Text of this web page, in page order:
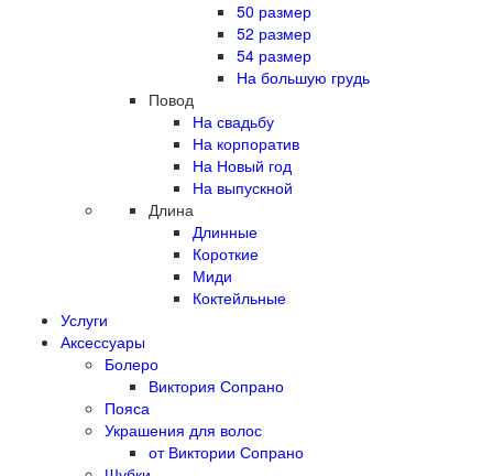
50 размер
52 размер
54 размер
На большую грудь
Повод
На свадьбу
На корпоратив
На Новый год
На выпускной
Длина
Длинные
Короткие
Миди
Коктейльные
Услуги
Аксессуары
Болеро
Виктория Сопрано
Пояса
Украшения для волос
от Виктории Сопрано